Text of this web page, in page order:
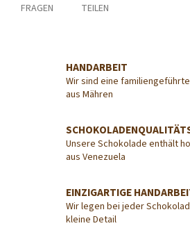
FRAGEN TEILEN
HANDARBEIT
Wir sind eine
aus Mähren
Unsere Schokolade enthält
aus Venezuela
EINZIGARTIGE
Wir legen bei jeder
kleine Detail